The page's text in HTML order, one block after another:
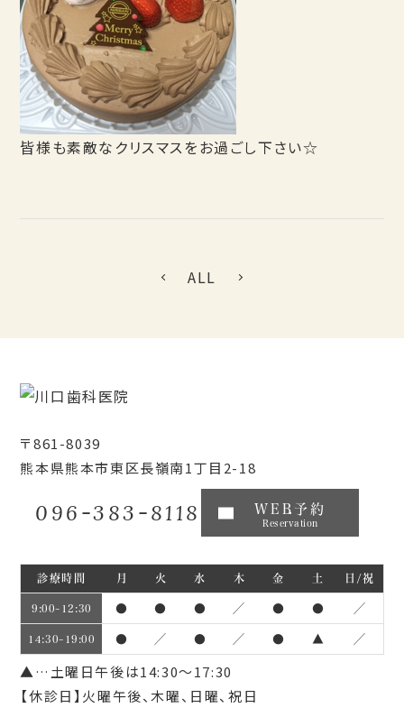
皆様も素敵なクリスマスをお過ごし下さい☆
ALL
〒861-8039
熊本県熊本市東区長嶺南1丁目2-18
096-383-8118 WEB予約
Reservation
診療時間 月 火 水 木 金 土 日/祝
9:00~12:30 ● ● ● ／ ● ● ／
14:30~19:00 ● ／ ● ／ ● ▲ ／
▲…土曜日午後は14:30～17:30
【休診日】火曜午後、木曜、日曜、祝日